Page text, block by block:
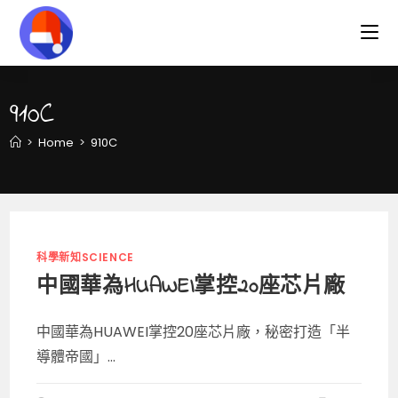
content
910C
> Home > 910C
科學新知SCIENCE
中國華為HUAWEI掌控20座芯片廠
中國華為HUAWEI掌控20座芯片廠，秘密打造「半
導體帝國」...